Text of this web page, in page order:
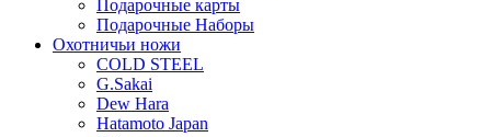
Подарочные карты
Подарочные Наборы
Охотничьи ножи
COLD STEEL
G.Sakai
Dew Hara
Hatamoto Japan